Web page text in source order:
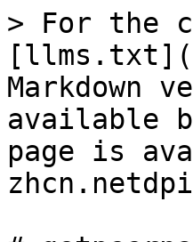
> For the
Markdown
available
page is